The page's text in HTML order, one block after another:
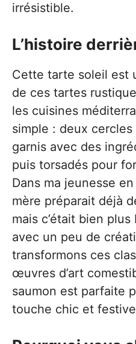
irrésistible.
L’histoire
Cette tarte soleil est
de ces tartes
les cuisines
simple : deux
garnis avec des
puis torsadés pour
Dans ma jeunesse
mère préparait déjà
mais c’était bien plus
avec un peu de
transformons ces
œuvres d’art
saumon est parfaite
touche chic et